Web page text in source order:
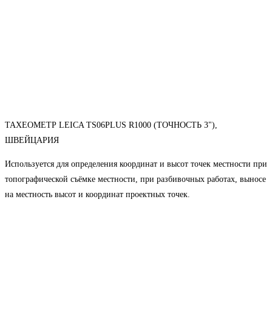
ТАХЕОМЕТР LEICA TS06PLUS R1000 (ТОЧНОСТЬ 3"),
ШВЕЙЦАРИЯ
Используется для определения координат и высот точек местности при
топографической съёмке местности, при разбивочных работах, выносе
на местность высот и координат проектных точек.